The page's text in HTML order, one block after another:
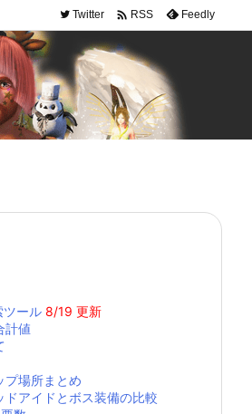
Twitter  RSS Feedly
ツール 8/19 更新
計値
プ場所まとめ
ドアイドとボス装備の比較